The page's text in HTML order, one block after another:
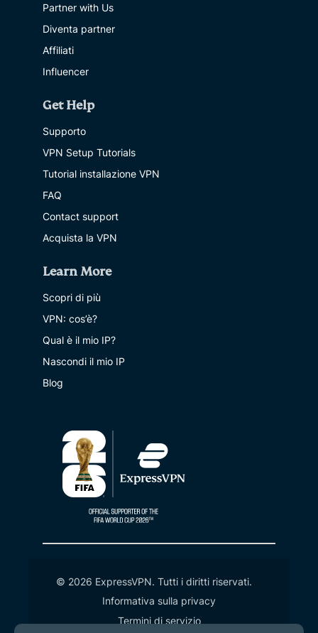
Partner with Us
Diventa partner
Affiliati
Influencer
Get Help
Supporto
VPN Setup Tutorials
Tutorial installazione VPN
FAQ
Contact support
Acquista la VPN
Learn More
Scopri di più
VPN: cos’è?
Qual è il mio IP?
Nascondi il mio IP
Blog
© 2026 ExpressVPN. Tutti i diritti riservati.
Informativa sulla privacy
Termini di servizio